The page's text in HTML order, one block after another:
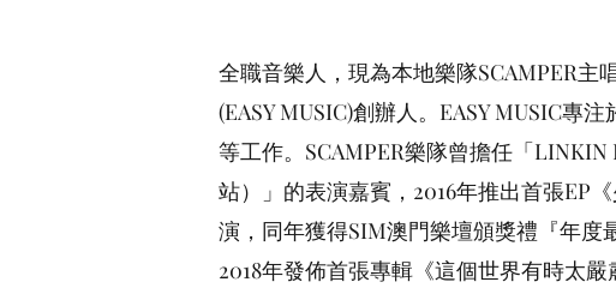
全職音樂人，現為本地樂隊SCAMPER主
(EASY MUSIC)創辦人。EASY MUSIC專
等工作。SCAMPER樂隊曾擔任「
站）」的表演嘉賓，2016年推出首張EP
演，同年獲得SIM澳門樂壇頒獎禮『年度
2018年發佈首張專輯《這個世界有時太